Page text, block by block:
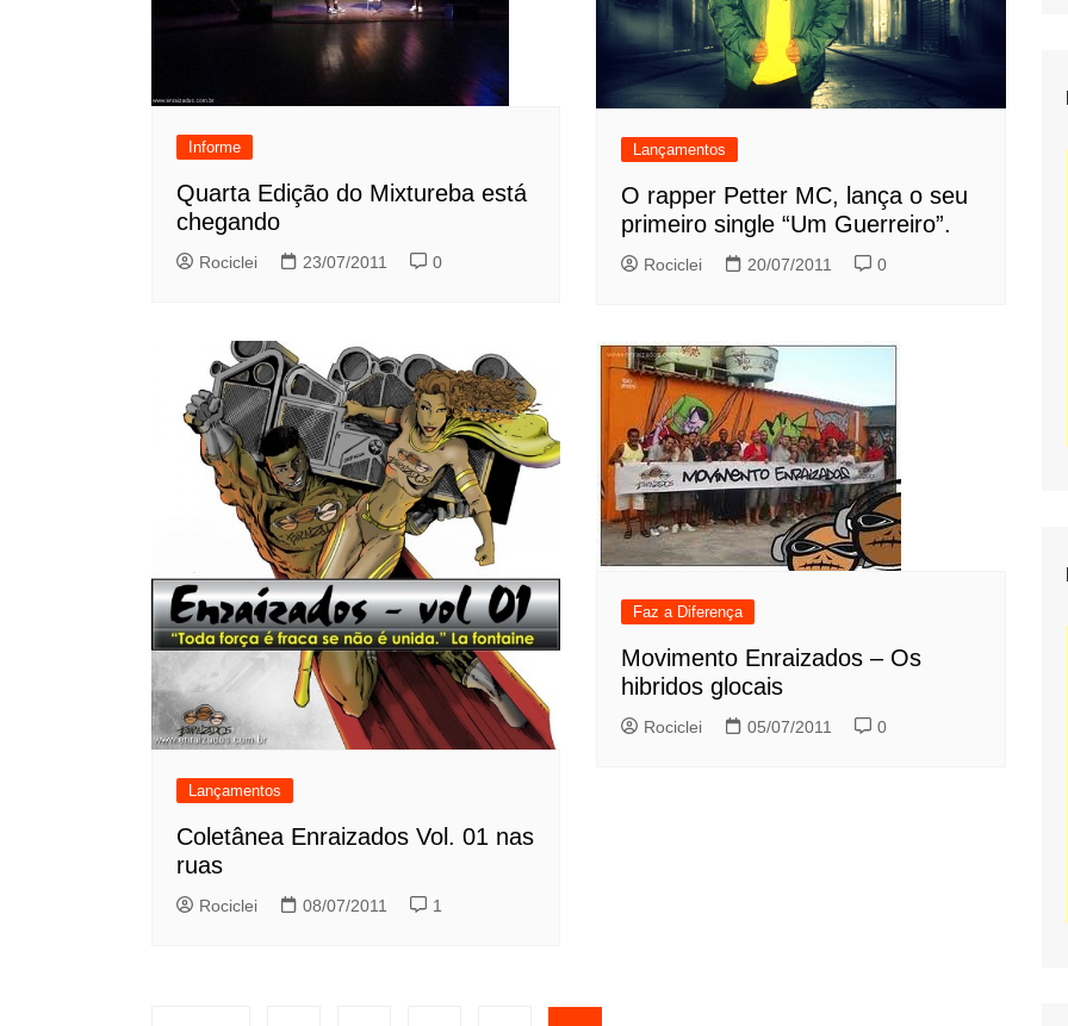
Informe
Quarta Edição do Mixtureba está
chegando
Rociclei 23/07/2011 0
Lançamentos
O rapper Petter MC, lança o seu
primeiro single “Um Guerreiro”.
Rociclei 20/07/2011 0
Lançamentos
Coletânea Enraizados Vol. 01 nas
ruas
Rociclei 08/07/2011 1
Faz a Diferença
Movimento Enraizados – Os
hibridos glocais
Rociclei 05/07/2011 0